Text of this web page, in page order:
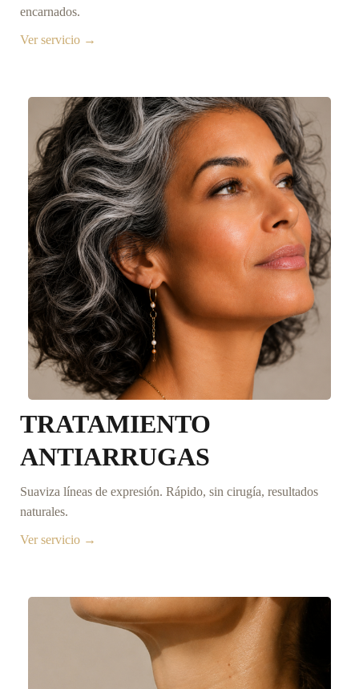
encarnados.
Ver servicio →
TRATAMIENTO
ANTIARRUGAS
Suaviza líneas de expresión. Rápido, sin cirugía, resultados
naturales.
Ver servicio →